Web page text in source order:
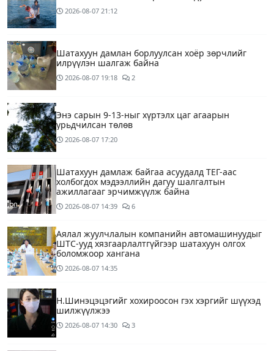
2026-08-07 21:12
Шатахуун дамлан борлуулсан хоёр зөрчлийг
илрүүлэн шалгаж байна
2026-08-07 19:18 2
Энэ сарын 9-13-ныг хүртэлх цаг агаарын
урьдчилсан төлөв
2026-08-07 17:20
Шатахуун дамлаж байгаа асуудалд ТЕГ-аас
холбогдох мэдээллийн дагуу шалгалтын
ажиллагааг эрчимжүүлж байна
2026-08-07 14:39 6
Аялал жуулчлалын компанийн автомашинуудыг
ШТС-ууд хязгаарлалтгүйгээр шатахуун олгох
боломжоор хангана
2026-08-07 14:35
Н.Шинэцэцэгийг хохироосон гэх хэргийг шүүхэд
шилжүүлжээ
2026-08-07 14:30 3